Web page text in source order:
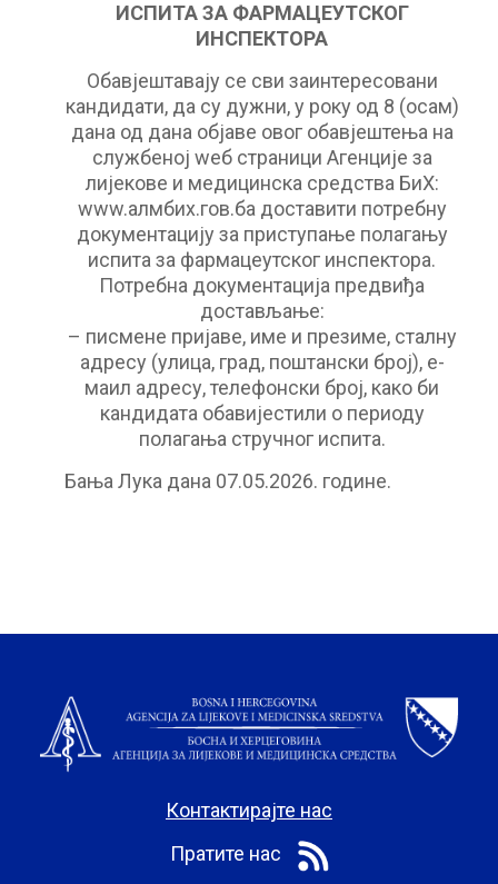
ИСПИТА ЗА ФАРМАЦЕУТСКОГ
ИНСПЕКТОРА
Обавјештавају се сви заинтересовани
кандидати, да су дужни, у року од 8 (осам)
дана од дана објаве овог обавјештења на
службеној wеб страници Агенције за
лијекове и медицинска средства БиХ:
www.алмбих.гов.ба доставити потребну
документацију за приступање полагању
испита за фармацеутског инспектора.
Потребна документација предвиђа
достављање:
– писмене пријаве, име и презиме, сталну
адресу (улица, град, поштански број), е-
маил адресу, телефонски број, како би
кандидата обавијестили о периоду
полагања стручног испита.
Бања Лука дана 07.05.2026. године.
Контактирајте нас
Пратите нас